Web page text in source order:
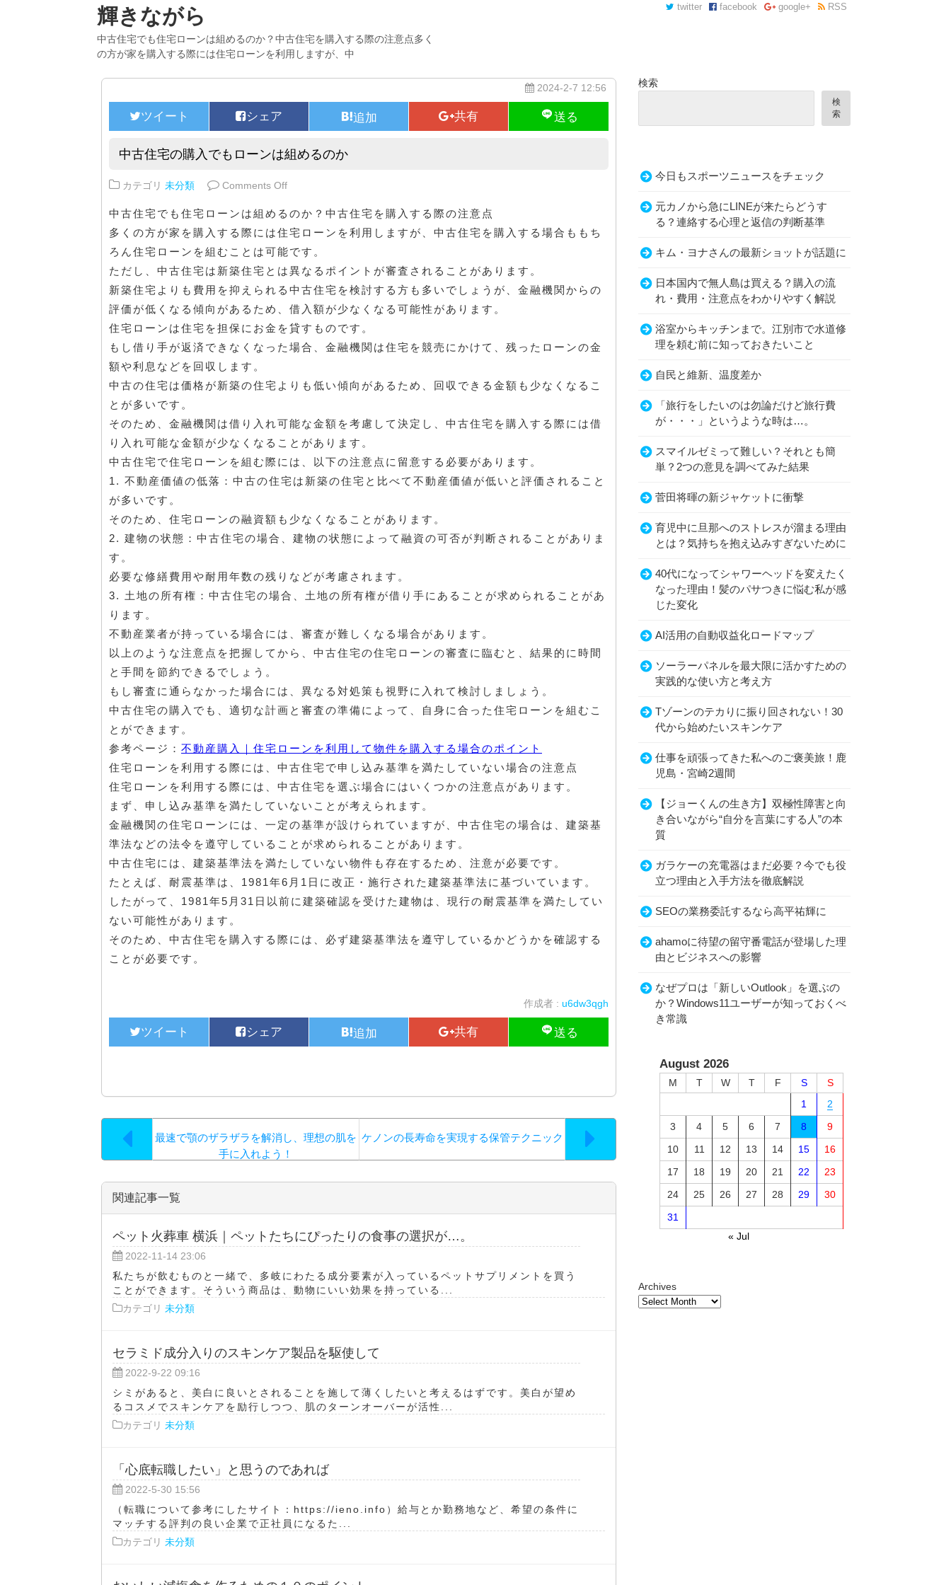
輝きながら
中古住宅でも住宅ローンは組めるのか？中古住宅を購入する際の注意点多く
の方が家を購入する際には住宅ローンを利用しますが、中
twitter facebook google+ RSS
2024-2-7 12:56
中古住宅の購入でもローンは組めるのか
カテゴリ 未分類 Comments Offon 中古住宅の購入でもローンは組めるのか
中古住宅でも住宅ローンは組めるのか？中古住宅を購入する際の注意点
多くの方が家を購入する際には住宅ローンを利用しますが、中古住宅を購入する場合ももち
ろん住宅ローンを組むことは可能です。
ただし、中古住宅は新築住宅とは異なるポイントが審査されることがあります。
新築住宅よりも費用を抑えられる中古住宅を検討する方も多いでしょうが、金融機関からの
評価が低くなる傾向があるため、借入額が少なくなる可能性があります。
住宅ローンは住宅を担保にお金を貸すものです。
もし借り手が返済できなくなった場合、金融機関は住宅を競売にかけて、残ったローンの金
額や利息などを回収します。
中古の住宅は価格が新築の住宅よりも低い傾向があるため、回収できる金額も少なくなるこ
とが多いです。
そのため、金融機関は借り入れ可能な金額を考慮して決定し、中古住宅を購入する際には借
り入れ可能な金額が少なくなることがあります。
中古住宅で住宅ローンを組む際には、以下の注意点に留意する必要があります。
1. 不動産価値の低落：中古の住宅は新築の住宅と比べて不動産価値が低いと評価されること
が多いです。
そのため、住宅ローンの融資額も少なくなることがあります。
2. 建物の状態：中古住宅の場合、建物の状態によって融資の可否が判断されることがありま
す。
必要な修繕費用や耐用年数の残りなどが考慮されます。
3. 土地の所有権：中古住宅の場合、土地の所有権が借り手にあることが求められることがあ
ります。
不動産業者が持っている場合には、審査が難しくなる場合があります。
以上のような注意点を把握してから、中古住宅の住宅ローンの審査に臨むと、結果的に時間
と手間を節約できるでしょう。
もし審査に通らなかった場合には、異なる対処策も視野に入れて検討しましょう。
中古住宅の購入でも、適切な計画と審査の準備によって、自身に合った住宅ローンを組むこ
とができます。
参考ページ： 不動産購入｜住宅ローンを利用して物件を購入する場合のポイント
住宅ローンを利用する際には、中古住宅で申し込み基準を満たしていない場合の注意点
住宅ローンを利用する際には、中古住宅を選ぶ場合にはいくつかの注意点があります。
まず、申し込み基準を満たしていないことが考えられます。
金融機関の住宅ローンには、一定の基準が設けられていますが、中古住宅の場合は、建築基
準法などの法令を遵守していることが求められることがあります。
中古住宅には、建築基準法を満たしていない物件も存在するため、注意が必要です。
たとえば、耐震基準は、1981年6月1日に改正・施行された建築基準法に基づいています。
したがって、1981年5月31日以前に建築確認を受けた建物は、現行の耐震基準を満たしてい
ない可能性があります。
そのため、中古住宅を購入する際には、必ず建築基準法を遵守しているかどうかを確認する
ことが必要です。
作成者 : u6dw3qgh
最速で顎のザラザラを解消し、理想の肌を
手に入れよう！
ケノンの長寿命を実現する保管テクニック
関連記事一覧
ペット火葬車 横浜｜ペットたちにぴったりの食事の選択が…。
2022-11-14 23:06
私たちが飲むものと一緒で、多岐にわたる成分要素が入っているペットサプリメントを買う
ことができます。そういう商品は、動物にいい効果を持っている...
カテゴリ 未分類
セラミド成分入りのスキンケア製品を駆使して
2022-9-22 09:16
シミがあると、美白に良いとされることを施して薄くしたいと考えるはずです。美白が望め
るコスメでスキンケアを励行しつつ、肌のターンオーバーが活性...
カテゴリ 未分類
「心底転職したい」と思うのであれば
2022-5-30 15:56
（転職について参考にしたサイト：https://ieno.info）給与とか勤務地など、希望の条件に
マッチする評判の良い企業で正社員になるた...
カテゴリ 未分類
検索
検
索
今日もスポーツニュースをチェック
元カノから急にLINEが来たらどうす
る？連絡する心理と返信の判断基準
キム・ヨナさんの最新ショットが話題に
日本国内で無人島は買える？購入の流
れ・費用・注意点をわかりやすく解説
浴室からキッチンまで。江別市で水道修
理を頼む前に知っておきたいこと
自民と維新、温度差か
「旅行をしたいのは勿論だけど旅行費
が・・・」というような時は…。
スマイルゼミって難しい？それとも簡
単？2つの意見を調べてみた結果
菅田将暉の新ジャケットに衝撃
育児中に旦那へのストレスが溜まる理由
とは？気持ちを抱え込みすぎないために
40代になってシャワーヘッドを変えたく
なった理由！髪のパサつきに悩む私が感
じた変化
AI活用の自動収益化ロードマップ
ソーラーパネルを最大限に活かすための
実践的な使い方と考え方
Tゾーンのテカりに振り回されない！30
代から始めたいスキンケア
仕事を頑張ってきた私へのご褒美旅！鹿
児島・宮崎2週間
【ジョーくんの生き方】双極性障害と向
き合いながら“自分を言葉にする人”の本
質
ガラケーの充電器はまだ必要？今でも役
立つ理由と入手方法を徹底解説
SEOの業務委託するなら高平祐輝に
ahamoに待望の留守番電話が登場した理
由とビジネスへの影響
なぜプロは「新しいOutlook」を選ぶの
か？Windows11ユーザーが知っておくべ
き常識
August 2026
M T W T F S
S
1
2
3
4 5 6 7 8
9
10
11 12 13 14 15
16
17
18 19 20 21 22
23
24
25 26 27 28 29
30
31
« Jul
Archives